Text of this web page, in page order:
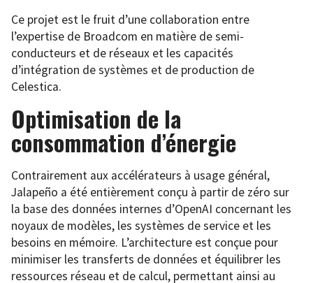
Ce projet est le fruit d’une collaboration entre
l’expertise de Broadcom en matière de semi-
conducteurs et de réseaux et les capacités
d’intégration de systèmes et de production de
Celestica.
Optimisation de la
consommation d’énergie
Contrairement aux accélérateurs à usage général,
Jalapeño a été entièrement conçu à partir de zéro sur
la base des données internes d’OpenAI concernant les
noyaux de modèles, les systèmes de service et les
besoins en mémoire. L’architecture est conçue pour
minimiser les transferts de données et équilibrer les
ressources réseau et de calcul, permettant ainsi au